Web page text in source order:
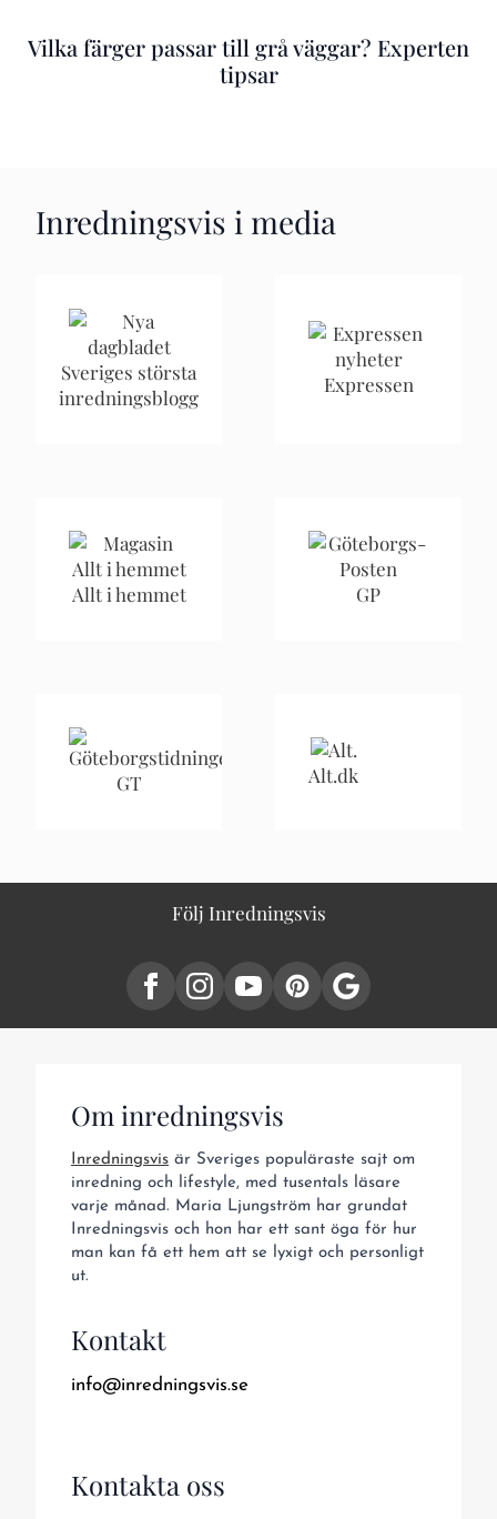
Vilka färger passar till grå väggar? Experten
tipsar
Inredningsvis i media
Sveriges största
inredningsblogg
Expressen
Allt i hemmet GP
GT Alt.dk
Följ Inredningsvis
Om inredningsvis
Inredningsvis är Sveriges populäraste sajt om
inredning och lifestyle, med tusentals läsare
varje månad. Maria Ljungström har grundat
Inredningsvis och hon har ett sant öga för hur
man kan få ett hem att se lyxigt och personligt
ut.
Kontakt
info@inredningsvis.se
Kontakta oss